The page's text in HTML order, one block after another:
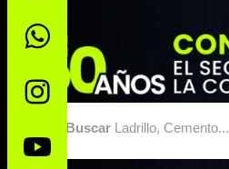
BuscarLadrillo, Cemento...